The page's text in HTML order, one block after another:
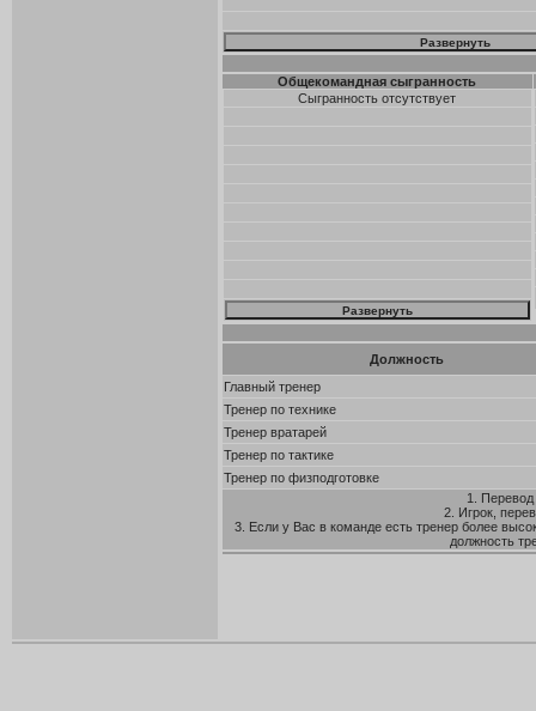
Общекомандная сыгранность
Сыгранность отсутствует
Должность
Главный тренер
Тренер по технике
Тренер вратарей
Тренер по тактике
Тренер по физподготовке
1. Перевод
2. Игрок,
3. Если у Вас в команде есть тренер более
должность